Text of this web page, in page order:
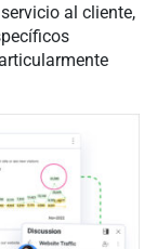
al cliente,